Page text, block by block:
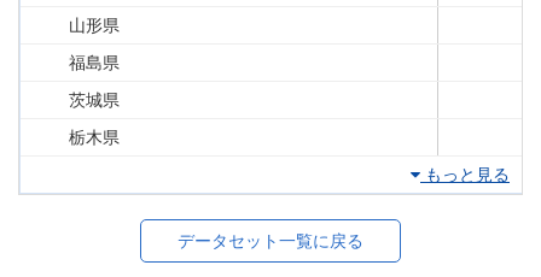
山形県
福島県
茨城県
栃木県
もっと見る
データセット一覧に戻る